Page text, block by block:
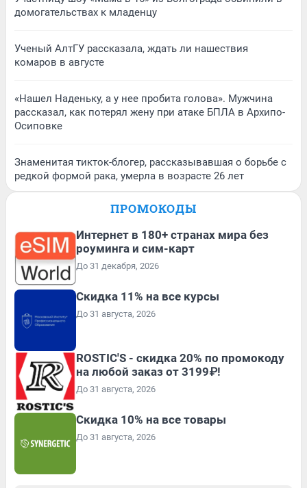
домогательствах к младенцу
Ученый АлтГУ рассказала, ждать ли нашествия
комаров в августе
«Нашел Наденьку, а у нее пробита голова». Мужчина
рассказал, как потерял жену при атаке БПЛА в Архипо-
Осиповке
Знаменитая тикток-блогер, рассказывавшая о борьбе с
редкой формой рака, умерла в возрасте 26 лет
ПРОМОКОДЫ
Интернет в 180+ странах мира без
роуминга и сим-карт
До 31 декабря, 2026
Скидка 11% на все курсы
До 31 августа, 2026
ROSTIC'S - скидка 20% по промокоду
на любой заказ от 3199₽!
До 31 августа, 2026
Скидка 10% на все товары
До 31 августа, 2026